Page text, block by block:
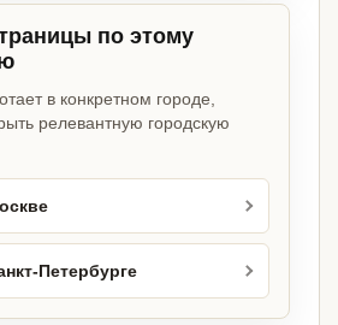
по этому
в конкретном городе,
релевантную городскую
Петербурге